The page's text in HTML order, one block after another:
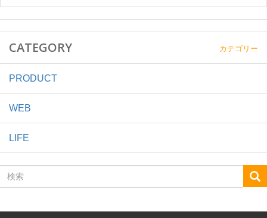
CATEGORY カテゴリー
PRODUCT
WEB
LIFE